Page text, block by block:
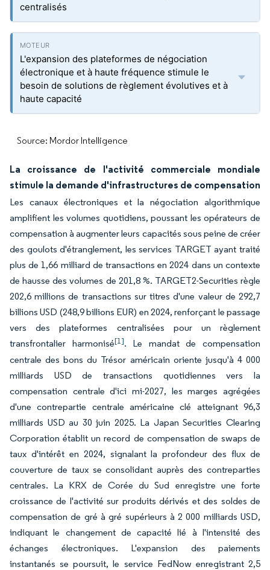
centralisés
L'expansion des plateformes de négociation
électronique et à haute fréquence stimule le
besoin de solutions de règlement évolutives et à
haute capacité
Source: Mordor Intelligence
La croissance de l'activité commerciale mondiale
stimule la demande d'infrastructures de compensation
Les canaux électroniques et la négociation algorithmique
amplifient les volumes quotidiens, poussant les opérateurs de
compensation à augmenter leurs capacités sous peine de créer
des goulots d'étranglement, les services TARGET ayant traité
plus de 1,66 milliard de transactions en 2024 dans un contexte
de hausse des volumes de 201,8 %. TARGET2-Securities règle
202,6 millions de transactions sur titres d'une valeur de 292,7
billions USD (248,9 billions EUR) en 2024, renforçant le passage
vers des plateformes centralisées pour un règlement
transfrontalier harmonisé[1]. Le mandat de compensation
centrale des bons du Trésor américain oriente jusqu'à 4 000
milliards USD de transactions quotidiennes vers la
compensation centrale d'ici mi-2027, les marges agrégées
d'une contrepartie centrale américaine clé atteignant 96,3
milliards USD au 30 juin 2025. La Japan Securities Clearing
Corporation établit un record de compensation de swaps de
taux d'intérêt en 2024, signalant la profondeur des flux de
couverture de taux se consolidant auprès des contreparties
centrales. La KRX de Corée du Sud enregistre une forte
croissance de l'activité sur produits dérivés et des soldes de
compensation de gré à gré supérieurs à 2 000 milliards USD,
indiquant le changement de capacité lié à l'intensité des
échanges électroniques. L'expansion des paiements
instantanés se poursuit, le service FedNow enregistrant 2,5